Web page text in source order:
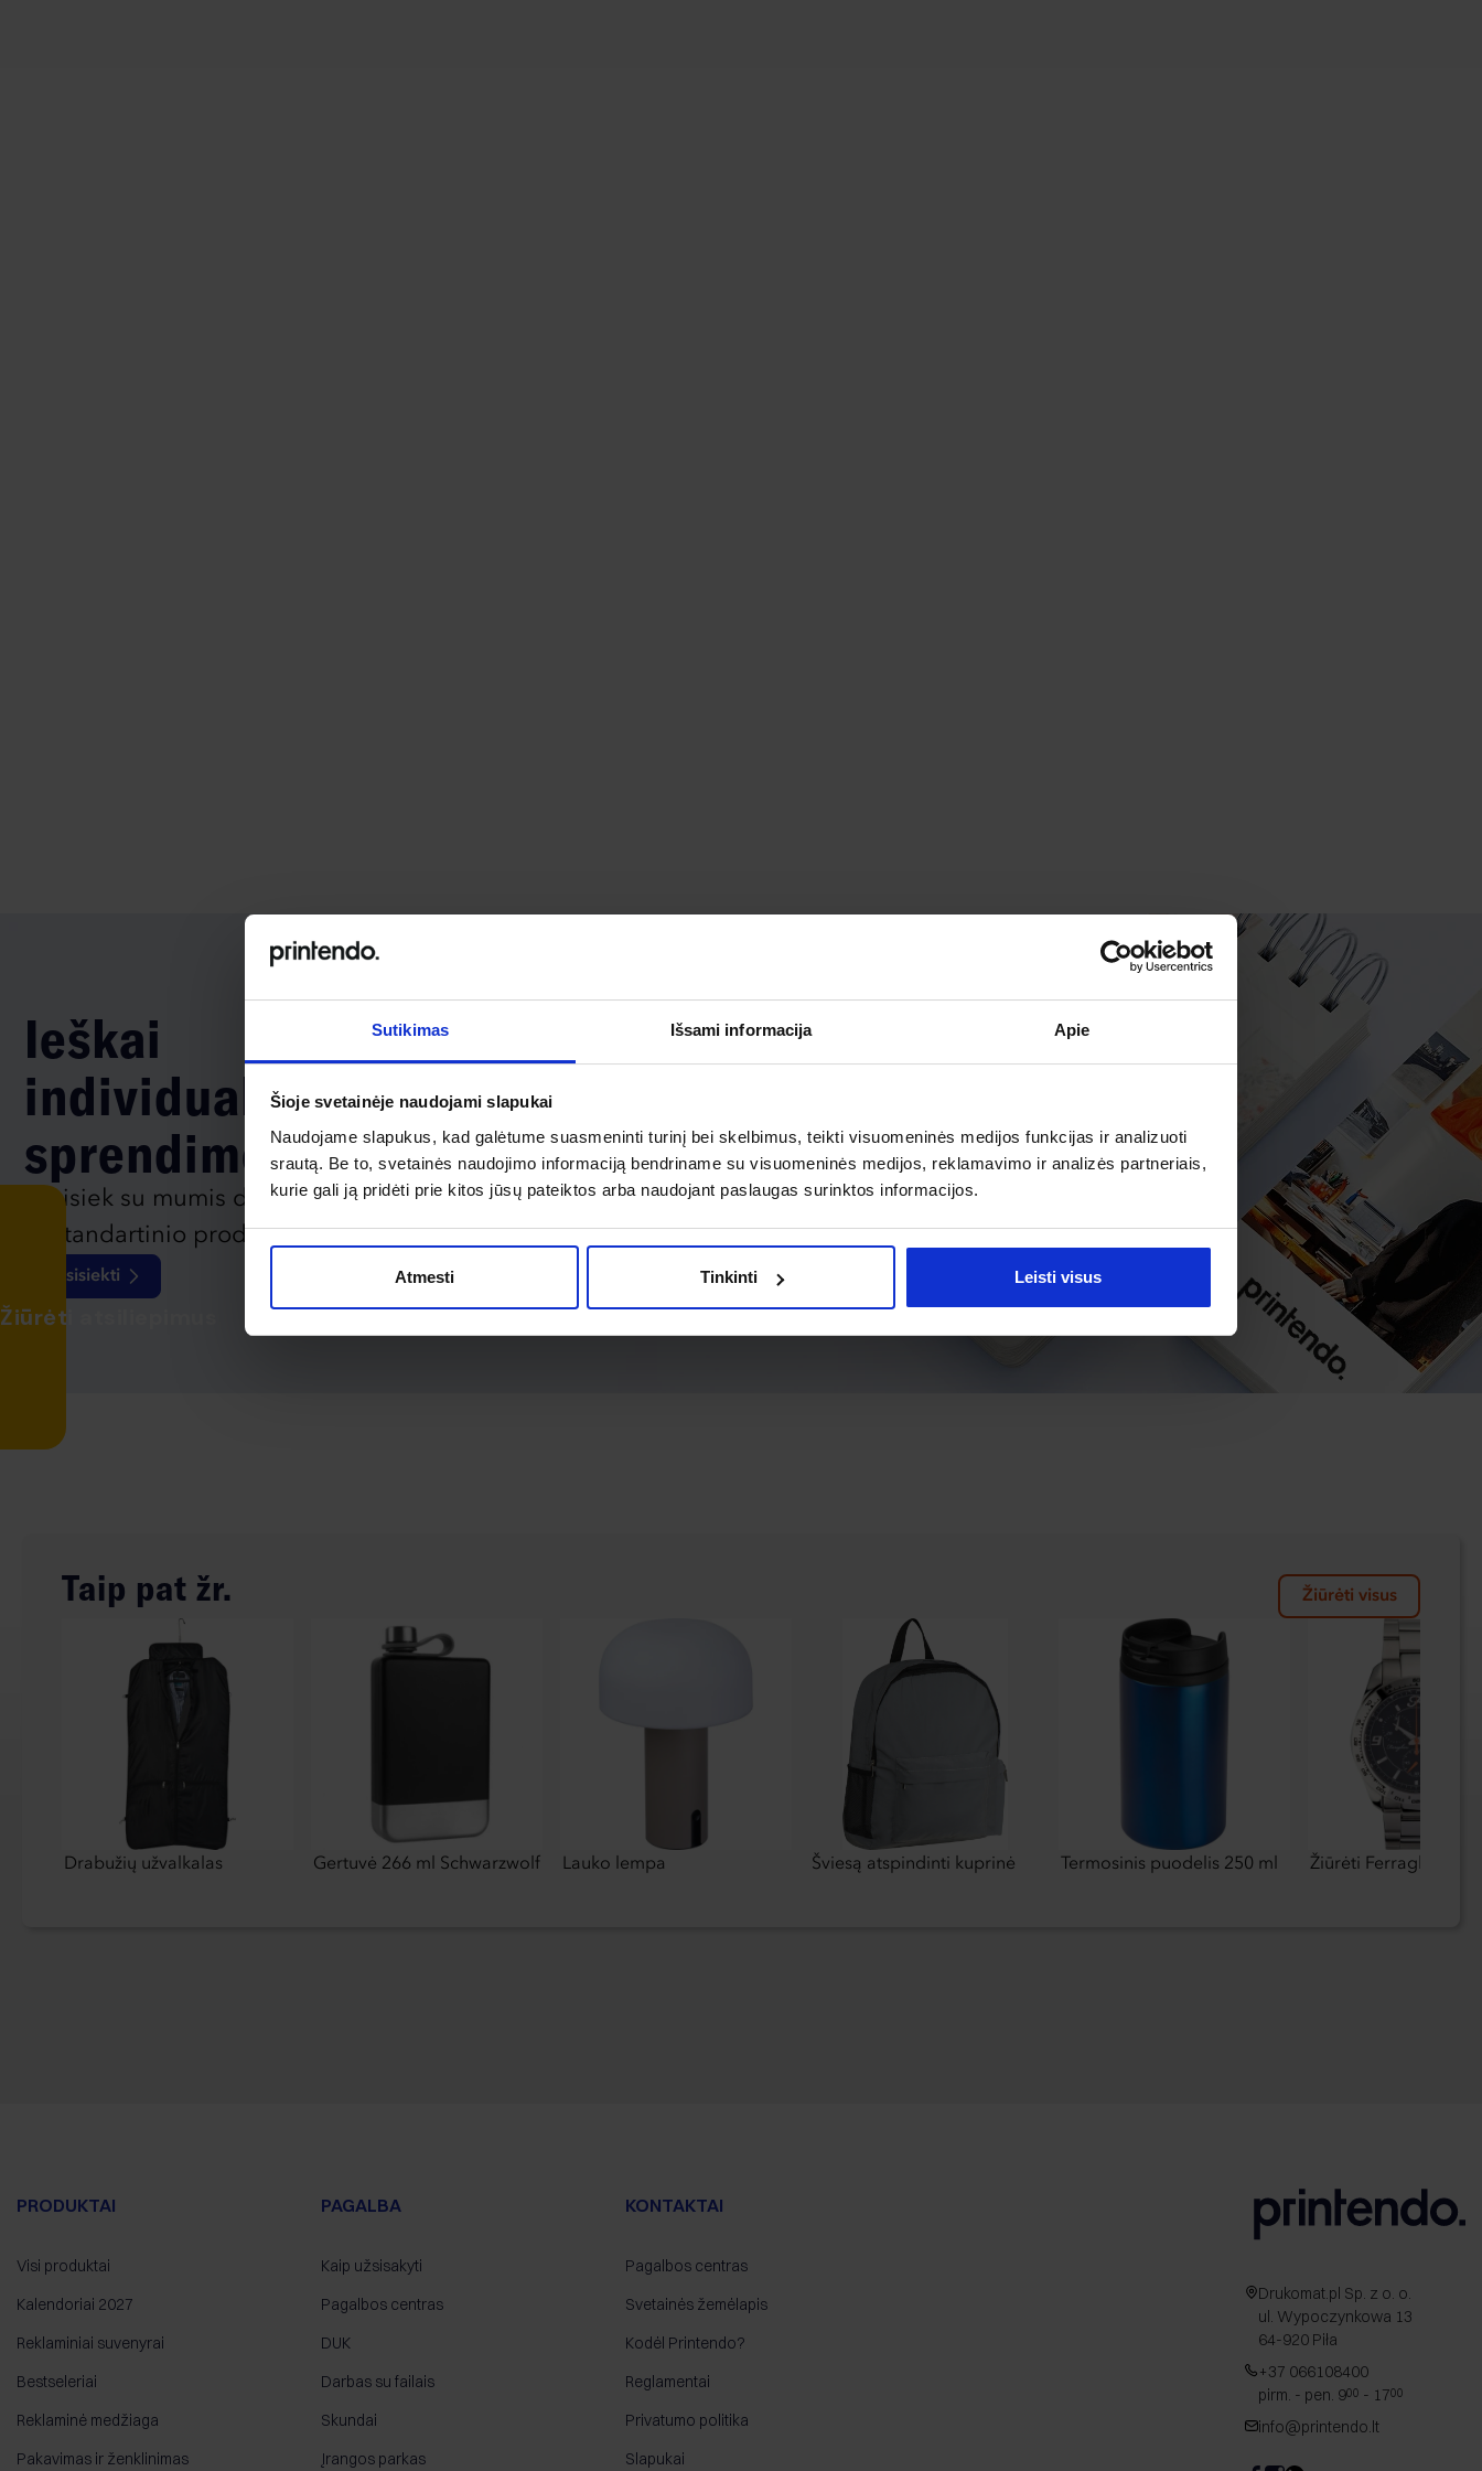
Sutikimas Išsami informacija Apie
Šioje svetainėje naudojami slapukai
Naudojame slapukus, kad galėtume suasmeninti turinį bei skelbimus, teikti visuomeninės medijos funkcijas ir analizuoti
srautą. Be to, svetainės naudojimo informaciją bendriname su visuomeninės medijos, reklamavimo ir analizės partneriais,
kurie gali ją pridėti prie kitos jūsų pateiktos arba naudojant paslaugas surinktos informacijos.
Atmesti Tinkinti Leisti visus
Žiūrėti atsiliepimus
Ieškai
individualaus
sprendimo?
Susisiek su mumis dėl
nestandartinio produkto aptarimo.
Susisiekti
Taip pat žr. Žiūrėti visus
Drabužių užvalkalas Gertuvė 266 ml Schwarzwolf Lauko lempa Šviesą atspindinti kuprinė Termosinis puodelis 250 ml Žiūrėti Ferraghini
PRODUKTAI
Visi produktai
Kalendoriai 2027
Reklaminiai suvenyrai
Bestseleriai
Reklaminė medžiaga
Pakavimas ir ženklinimas
PAGALBA
Kaip užsisakyti
Pagalbos centras
DUK
Darbas su failais
Skundai
Įrangos parkas
KONTAKTAI
Pagalbos centras
Svetainės žemėlapis
Kodėl Printendo?
Reglamentai
Privatumo politika
Slapukai
Drukomat.pl Sp. z o. o.
ul. Wypoczynkowa 13
64-920 Piła
+37 066108400
pirm. - pen. 900 - 1700
info@printendo.lt